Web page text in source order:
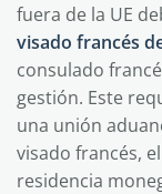
fuera de la UE
visado francés
consulado
gestión. Este
una unión
visado francés,
residencia